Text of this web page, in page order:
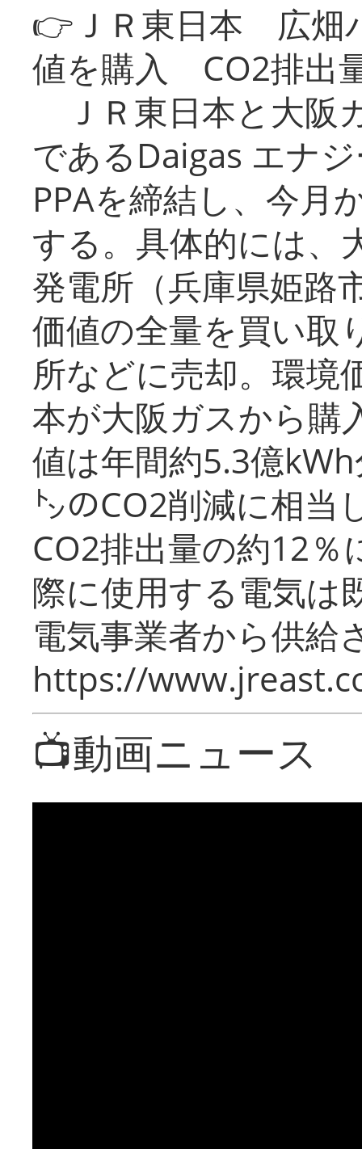
👉ＪＲ東日本 広畑
値を購入 CO2排出
ＪＲ東日本と大阪
であるDaigas エナ
PPAを締結し、今月
する。具体的には、
発電所（兵庫県姫路
価値の全量を買い取
所などに売却。環境
本が大阪ガスから購
値は年間約5.3億
㌧のCO2削減に相当
CO2排出量の約12％
際に使用する電気は
電気事業者から供給
https://
📺動画ニュース